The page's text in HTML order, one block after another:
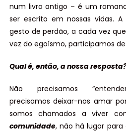
num livro antigo – é um
ser escrito em nossas vidas.
gesto de perdão, a cada vez
vez do egoísmo, participamos
Qual é, então, a nossa
Não precisamos
precisamos deixar-nos amar
somos chamados a viver
comunidade, não há lugar para